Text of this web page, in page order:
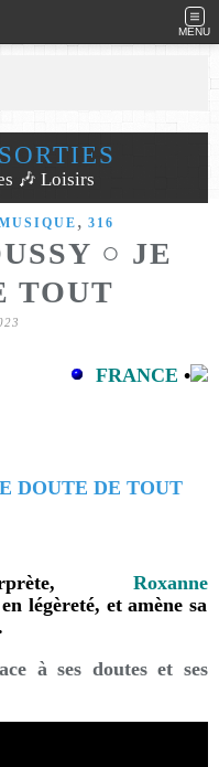
MENU
🎶 Loisirs
, 316
○ JE
TOUT
FRANCE •
Roxanne
légèreté, et amène sa
à ses doutes et ses